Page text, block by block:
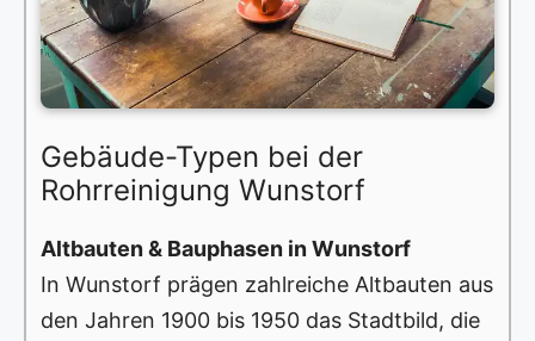
Gebäude-Typen bei der
Rohrreinigung Wunstorf
Altbauten & Bauphasen in Wunstorf
In Wunstorf prägen zahlreiche Altbauten aus
den Jahren 1900 bis 1950 das Stadtbild, die